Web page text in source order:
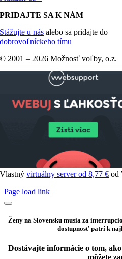
PRIDAJTE SA K NÁM
Stážujte u nás alebo sa pridajte do
dobrovoľníckeho tímu
© 2001 – 2026 Možnosť voľby, o.z.
Vlastnývirtuálny server od 8,77 € od
Page load link
Ženy na Slovensku musia za
dostupnosť patrí k
Dostávajte informácie o tom,